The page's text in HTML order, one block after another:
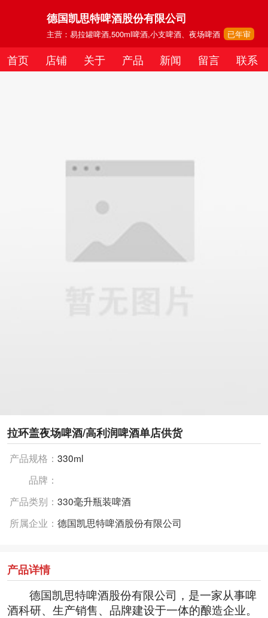
德国凯思特啤酒股份有限公司
主营：易拉罐啤酒,500ml啤酒,小支啤酒、夜场啤酒 已年审
首页 店铺 关于 产品 新闻 留言 联系
拉环盖夜场啤酒/高利润啤酒单店供货
产品规格： 330ml
品牌：
产品类别： 330毫升瓶装啤酒
所属企业： 德国凯思特啤酒股份有限公司
产品详情
德国凯思特啤酒股份有限公司，是一家从事啤
酒科研、生产销售、品牌建设于一体的酿造企业。